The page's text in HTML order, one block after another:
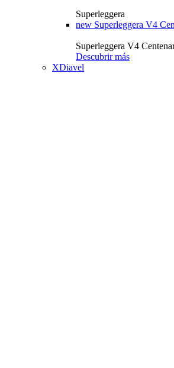
Superleggera
new Superleggera V4
Superleggera V4
Descubrir más
XDiavel